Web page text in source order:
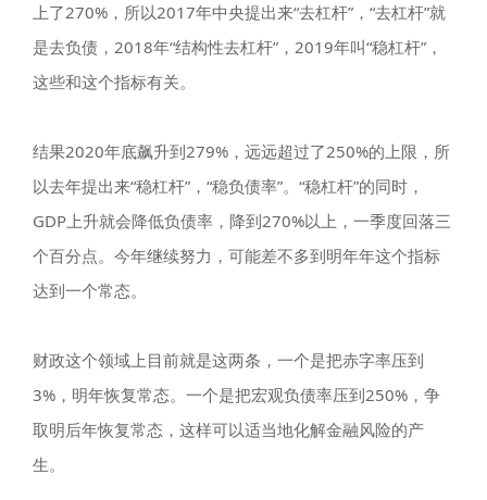
上了270%，所以2017年中央提出来“去杠杆”，“去杠杆”就
是去负债，2018年“结构性去杠杆”，2019年叫“稳杠杆”，
这些和这个指标有关。
结果2020年底飙升到279%，远远超过了250%的上限，所
以去年提出来“稳杠杆”，“稳负债率”。“稳杠杆”的同时，
GDP上升就会降低负债率，降到270%以上，一季度回落三
个百分点。今年继续努力，可能差不多到明年年这个指标
达到一个常态。
财政这个领域上目前就是这两条，一个是把赤字率压到
3%，明年恢复常态。一个是把宏观负债率压到250%，争
取明后年恢复常态，这样可以适当地化解金融风险的产
生。